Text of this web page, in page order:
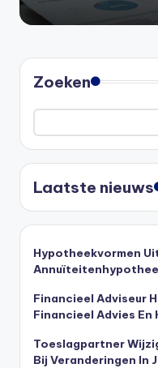
Zoeken
Laatste nieuws
Hypotheekvormen
Financieel Adviseur
Financieel Advies
Toeslagpartner
Bij Veranderingen In